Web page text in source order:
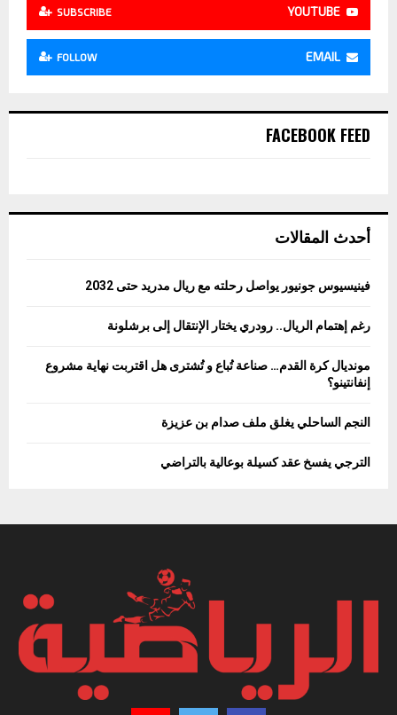
YOUTUBE
SUBSCRIBE
EMAIL
FOLLOW
FACEBOOK FEED
أحدث المقالات
فينيسيوس جونيور يواصل رحلته مع ريال مدريد حتى 2032
رغم إهتمام الريال.. رودري يختار الإنتقال إلى برشلونة
مونديال كرة القدم… صناعة تُباع و تُشترى هل اقتربت نهاية مشروع
إنفانتينو؟
النجم الساحلي يغلق ملف صدام بن عزيزة
الترجي يفسخ عقد كسيلة بوعالية بالتراضي